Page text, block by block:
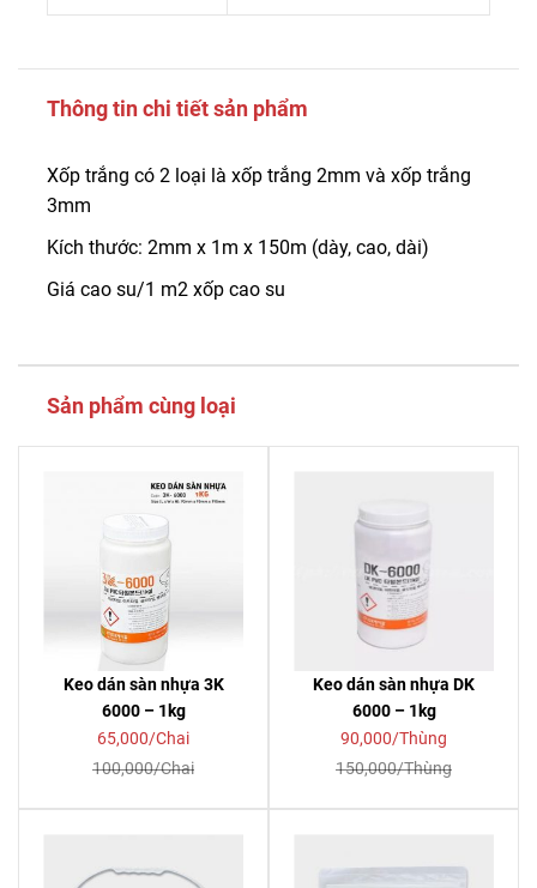
Thông tin chi tiết sản phẩm
Xốp trắng có 2 loại là xốp trắng 2mm và xốp trắng
3mm
Kích thước: 2mm x 1m x 150m (dày, cao, dài)
Giá cao su/1 m2 xốp cao su
Sản phẩm cùng loại
Keo dán sàn nhựa 3K
6000 – 1kg
65,000/Chai
100,000/Chai
Keo dán sàn nhựa DK
6000 – 1kg
90,000/Thùng
150,000/Thùng